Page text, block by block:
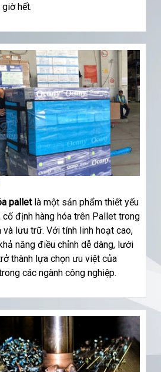
hết.
palletlà một sản phẩm thiết yếu
định hàng hóa trên Pallet trong
và lưu trữ. Với tính linh hoạt cao,
năng điều chỉnh dễ dàng, lưới
thành lựa chọn ưu việt của
các ngành công nghiệp.